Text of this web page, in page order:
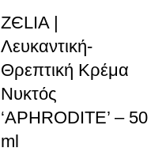
ZЄLIA |
Λευκαντική-
Θρεπτική Κρέμα
Νυκτός
‘APHRODITE’ – 50
ml